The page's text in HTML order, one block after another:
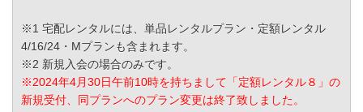
※1 宅配レンタルには、単品レンタルプラン・定額レンタル
4/16/24・Mプランも含まれます。
※2 新規入会の場合のみです。
※2024年4月30日午前10時を持ちまして「定額レンタル８」の
新規受付、同プランへのプラン変更は終了致しました。